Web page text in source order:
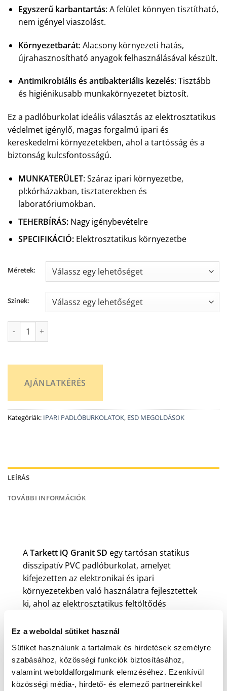
Ez a weboldal sütiket használ
Sütiket használunk a tartalmak és hirdetések személyre
szabásához, közösségi funkciók biztosításához,
valamint weboldalforgalmunk elemzéséhez. Ezenkívül
közösségi média-, hirdető- és elemező partnereinkkel
Egyszerű karbantartás: A felület könnyen tisztítható,
nem igényel viaszolást.
Környezetbarát: Alacsony környezeti hatás,
újrahasznosítható anyagok felhasználásával készült.
Antimikrobiális és antibakteriális kezelés: Tisztább
és higiénikusabb munkakörnyezetet biztosít.
Ez a padlóburkolat ideális választás az elektrosztatikus
védelmet igénylő, magas forgalmú ipari és
kereskedelmi környezetekben, ahol a tartósság és a
biztonság kulcsfontosságú.
MUNKATERÜLET: Száraz ipari környezetbe,
pl:kórházakban, tisztaterekben és
laboratóriumokban.
TEHERBÍRÁS:Nagy igénybevételre
SPECIFIKÁCIÓ:Elektrosztatikus környezetbe
Méretek:
Színek:
Tarkett iQ Granit SD tartósan sztatikus disszipatív PVC
AJÁNLATKÉRÉS
Kategóriák: IPARI PADLÓBURKOLATOK, ESD MEGOLDÁSOK
LEÍRÁS
TOVÁBBI INFORMÁCIÓK
ATarkett iQ Granit SD egy tartósan statikus
disszipatív PVC padlóburkolat, amelyet
kifejezetten az elektronikai és ipari
környezetekben való használatra fejlesztettek
ki, ahol az elektrosztatikus feltöltődés
Dissipative) változat garantálja a statikus töltés
szükséges vezetőképességet az
elektrosztatikus kockázatok minimalizálása
érdekében.